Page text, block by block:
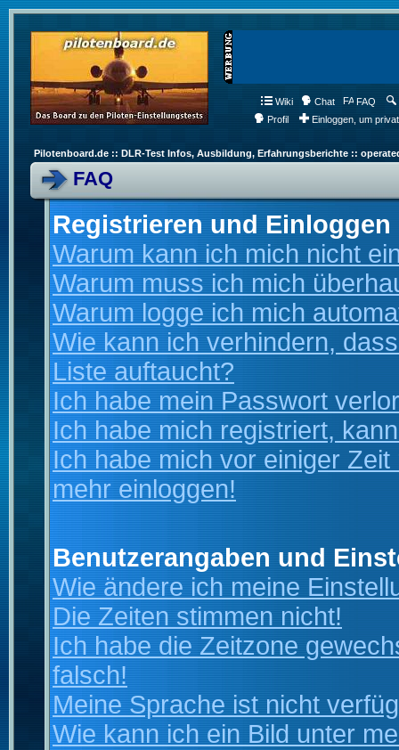
Wiki Chat FAQ
Profil
Einloggen, um
Pilotenboard.de :: DLR-Test Infos, Ausbildung, Erfahrungsberichte ::
FAQ
Registrieren und Einloggen
Warum kann ich mich nicht
Warum muss ich mich
Warum logge ich mich
Wie kann ich verhindern,
Liste auftaucht?
Ich habe mein Passwort
Ich habe mich registriert,
Ich habe mich vor einiger
mehr einloggen!
Benutzerangaben und
Wie ändere ich meine
Die Zeiten stimmen nicht!
Ich habe die Zeitzone
falsch!
Meine Sprache ist nicht
Wie kann ich ein Bild unter